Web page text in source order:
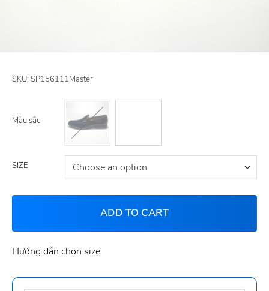
SKU: SP156111Master
Màu sắc
SIZE
ADD TO CART
Hướng dẫn chọn size